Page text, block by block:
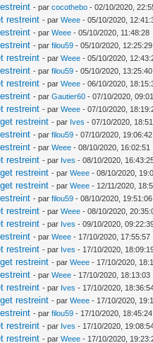
- parcocothebo - 02/10/2020,
restreint - parWeee - 05/10/2020,
- parWeee - 05/10/2020, 11:48:28
- parfilou59 - 05/10/2020, 12:25:29
restreint - parWeee - 05/10/2020,
- parfilou59 - 05/10/2020, 13:25:40
restreint - parWeee - 06/10/2020,
- parGautier60 - 07/10/2020,
restreint - parWeee - 07/10/2020,
restreint - par Ives - 07/10/2020,
- parfilou59 - 07/10/2020, 19:06:42
- parWeee - 08/10/2020, 16:02:51
restreint - par Ives - 08/10/2020,
restreint - parWeee - 08/10/2020,
restreint - parWeee - 12/11/2020,
- parfilou59 - 08/10/2020, 19:51:06
restreint - parWeee - 08/10/2020,
restreint - par Ives - 09/10/2020,
- parWeee - 17/10/2020, 17:55:57
restreint - par Ives - 17/10/2020,
restreint - parWeee - 17/10/2020,
- parWeee - 17/10/2020, 18:13:03
restreint - par Ives - 17/10/2020,
restreint - parWeee - 17/10/2020,
- parfilou59 - 17/10/2020, 18:45:24
restreint - par Ives - 17/10/2020,
restreint - parWeee - 17/10/2020,